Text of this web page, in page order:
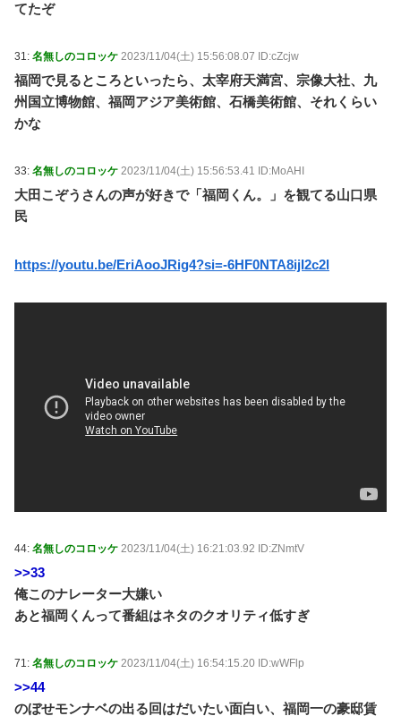
てたぞ
31: 名無しのコロッケ 2023/11/04(土) 15:56:08.07 ID:cZcjw
福岡で見るところといったら、太宰府天満宮、宗像大社、九
州国立博物館、福岡アジア美術館、石橋美術館、それくらい
かな
33: 名無しのコロッケ 2023/11/04(土) 15:56:53.41 ID:MoAHI
大田こぞうさんの声が好きで「福岡くん。」を観てる山口県
民
https://youtu.be/EriAooJRig4?si=-6HF0NTA8ijI2c2l
44: 名無しのコロッケ 2023/11/04(土) 16:21:03.92 ID:ZNmtV
>>33
俺このナレーター大嫌い
あと福岡くんって番組はネタのクオリティ低すぎ
71: 名無しのコロッケ 2023/11/04(土) 16:54:15.20 ID:wWFlp
>>44
のぼせモンナベの出る回はだいたい面白い、福岡一の豪邸賃